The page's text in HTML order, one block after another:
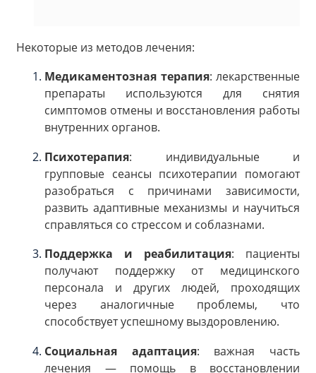
Некоторые из методов лечения:
Медикаментозная терапия: лекарственные
препараты используются для снятия
симптомов отмены и восстановления работы
внутренних органов.
Психотерапия: индивидуальные и
групповые сеансы психотерапии помогают
разобраться с причинами зависимости,
развить адаптивные механизмы и научиться
справляться со стрессом и соблазнами.
Поддержка и реабилитация: пациенты
получают поддержку от медицинского
персонала и других людей, проходящих
через аналогичные проблемы, что
способствует успешному выздоровлению.
Социальная адаптация: важная часть
лечения — помощь в восстановлении